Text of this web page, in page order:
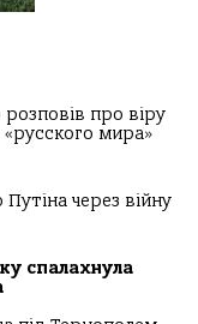
про віру
«русского мира»
через війну
спалахнула